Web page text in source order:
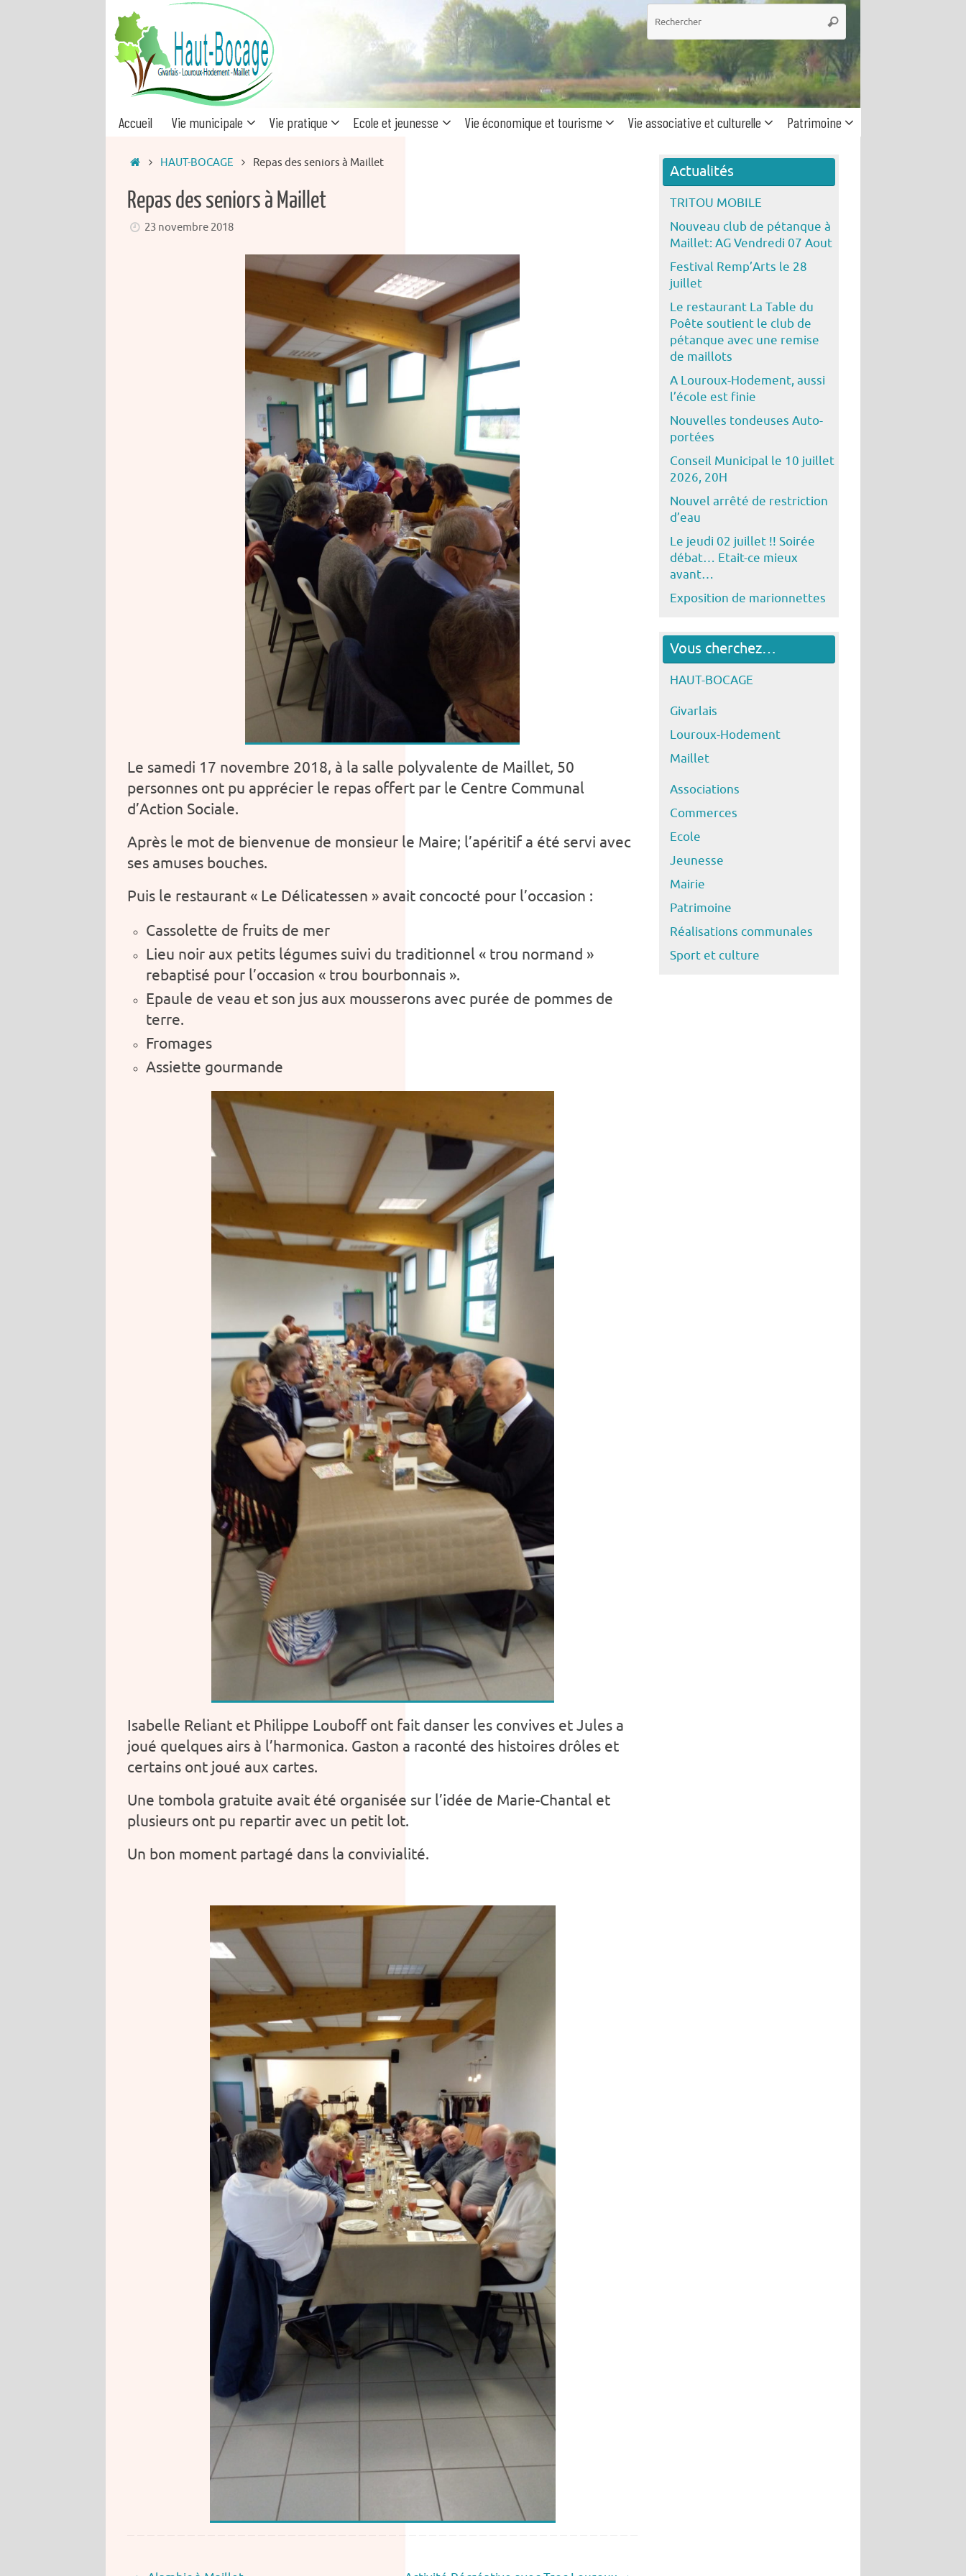
Recherche
pour
Rechercher
Accueil Vie municipale Vie pratique Ecole et jeunesse Vie économique et tourisme Vie associative et culturelle Patrimoine
Accueil
HAUT-BOCAGE Repas des seniors à Maillet
Repas des seniors à Maillet
23 novembre 2018
Le samedi 17 novembre 2018, à la salle polyvalente de Maillet, 50
personnes ont pu apprécier le repas offert par le Centre Communal
d’Action Sociale.
Après le mot de bienvenue de monsieur le Maire; l’apéritif a été servi avec
ses amuses bouches.
Puis le restaurant « Le Délicatessen » avait concocté pour l’occasion :
Cassolette de fruits de mer
Lieu noir aux petits légumes suivi du traditionnel « trou normand »
rebaptisé pour l’occasion « trou bourbonnais ».
Epaule de veau et son jus aux mousserons avec purée de pommes de
terre.
Fromages
Assiette gourmande
Isabelle Reliant et Philippe Louboff ont fait danser les convives et Jules a
joué quelques airs à l’harmonica. Gaston a raconté des histoires drôles et
certains ont joué aux cartes.
Une tombola gratuite avait été organisée sur l’idée de Marie-Chantal et
plusieurs ont pu repartir avec un petit lot.
Un bon moment partagé dans la convivialité.
Actualités
TRITOU MOBILE
Nouveau club de pétanque à
Maillet: AG Vendredi 07 Aout
Festival Remp’Arts le 28
juillet
Le restaurant La Table du
Poête soutient le club de
pétanque avec une remise
de maillots
A Louroux-Hodement, aussi
l’école est finie
Nouvelles tondeuses Auto-
portées
Conseil Municipal le 10 juillet
2026, 20H
Nouvel arrêté de restriction
d’eau
Le jeudi 02 juillet !! Soirée
débat… Etait-ce mieux
avant…
Exposition de marionnettes
Vous cherchez…
HAUT-BOCAGE
Givarlais
Louroux-Hodement
Maillet
Associations
Commerces
Ecole
Jeunesse
Mairie
Patrimoine
Réalisations communales
Sport et culture